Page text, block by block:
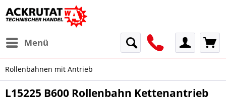
Menü
Rollenbahnen mit Antrieb
L15225 B600 Rollenbahn Kettenantrieb